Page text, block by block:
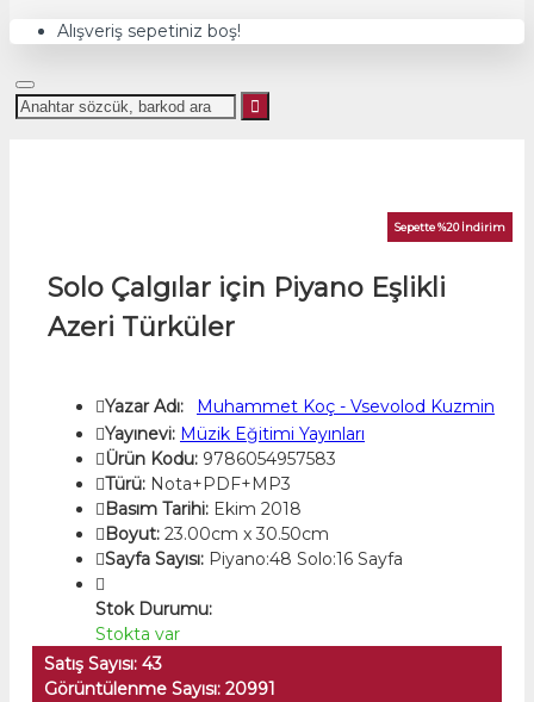
Alışveriş sepetiniz boş!
Sepette %20 İndirim
Solo Çalgılar için Piyano Eşlikli
Azeri Türküler
Yazar Adı:
Muhammet Koç - Vsevolod Kuzmin
Yayınevi: Müzik Eğitimi Yayınları
Ürün Kodu: 9786054957583
Türü: Nota+PDF+MP3
Basım Tarihi: Ekim 2018
Boyut: 23.00cm x 30.50cm
Sayfa Sayısı: Piyano:48 Solo:16 Sayfa
Stok Durumu:
Stokta var
Satış Sayısı: 43
Görüntülenme Sayısı: 20991